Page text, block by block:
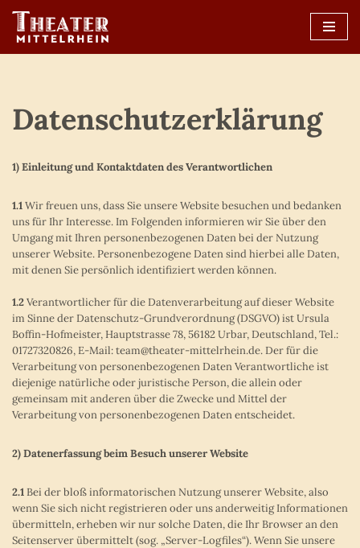
Zum
Datenschutzerklärung
1) Einleitung und Kontaktdaten des Verantwortlichen
1.1Wir freuen uns, dass Sie unsere Website besuchen und bedanken
uns für Ihr Interesse. Im Folgenden informieren wir Sie über den
Umgang mit Ihren personenbezogenen Daten bei der Nutzung
unserer Website. Personenbezogene Daten sind hierbei alle Daten,
mit denen Sie persönlich identifiziert werden können.
1.2Verantwortlicher für die Datenverarbeitung auf dieser Website
im Sinne der Datenschutz-Grundverordnung (DSGVO) ist Ursula
Boffin-Hofmeister, Hauptstrasse 78, 56182 Urbar, Deutschland, Tel.:
01727320826‬, E-Mail: team@theater-mittelrhein.de. Der für die
Verarbeitung von personenbezogenen Daten Verantwortliche ist
diejenige natürliche oder juristische Person, die allein oder
gemeinsam mit anderen über die Zwecke und Mittel der
Verarbeitung von personenbezogenen Daten entscheidet.
2) Datenerfassung beim Besuch unserer Website
2.1Bei der bloß informatorischen Nutzung unserer Website, also
wenn Sie sich nicht registrieren oder uns anderweitig Informationen
übermitteln, erheben wir nur solche Daten, die Ihr Browser an den
Seitenserver übermittelt (sog. „Server-Logfiles“). Wenn Sie unsere